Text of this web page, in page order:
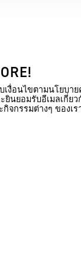
งื่อนไขตามนโยบา
ยินยอมรับอีเมลเกี่ย
จกรรมต่างๆ ของเร